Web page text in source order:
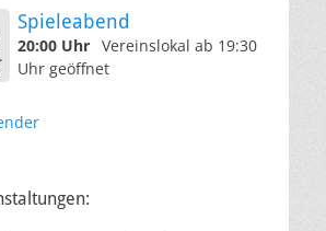
Spieleabend
20:00 Uhr Vereinslokal ab 19:30
Uhr geöffnet